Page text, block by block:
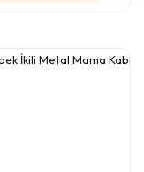
İkili Metal Mama Kabı